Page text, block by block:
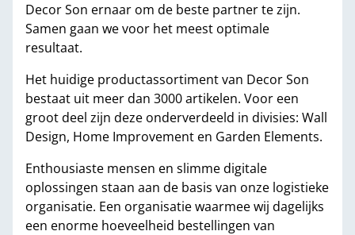
Decor Son ernaar om de beste partner te zijn.
Samen gaan we voor het meest optimale
resultaat.
Het huidige productassortiment van Decor Son
bestaat uit meer dan 3000 artikelen. Voor een
groot deel zijn deze onderverdeeld in divisies: Wall
Design, Home Improvement en Garden Elements.
Enthousiaste mensen en slimme digitale
oplossingen staan aan de basis van onze logistieke
organisatie. Een organisatie waarmee wij dagelijks
een enorme hoeveelheid bestellingen van